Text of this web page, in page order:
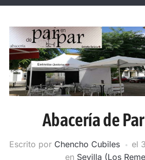
Abacería de
Escrito por Chencho Cubiles el
en Sevilla (Los